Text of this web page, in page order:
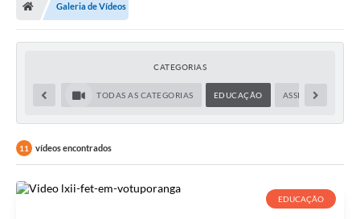
Secretarias
Legislação
APP E-MUNICIPIO
Galeria de Vídeos
CATEGORIAS
TODAS AS CATEGORIAS EDUCAÇÃO ASSISTÊNCIA
11 vídeos encontrados
EDUCAÇÃO